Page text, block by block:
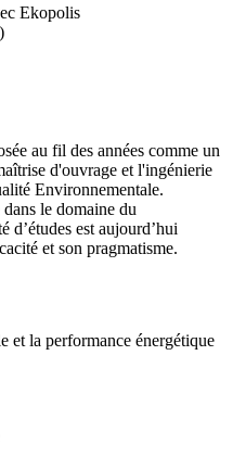
Ekopolis
au fil des années comme un
d'ouvrage et l'ingénierie
Environnementale.
le domaine du
d’études est aujourd’hui
et son pragmatisme.
et la performance énergétique